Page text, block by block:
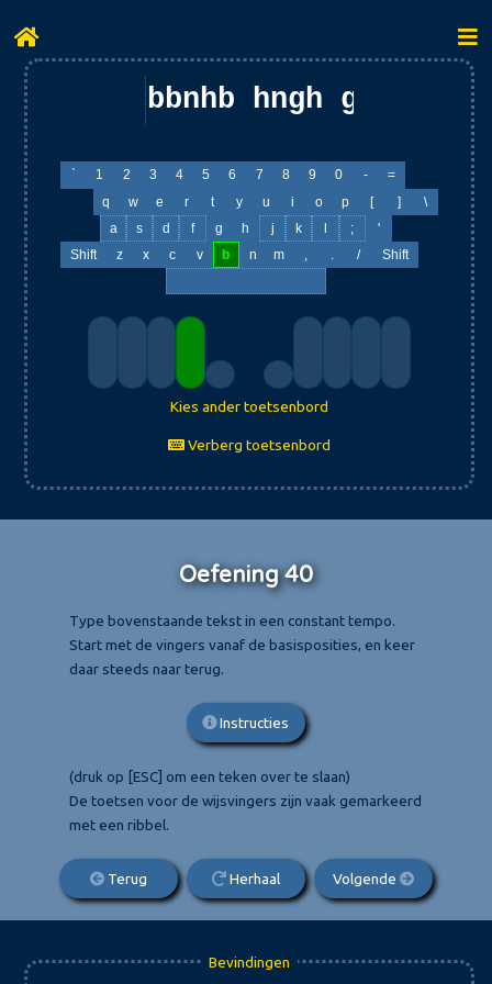
bbnhb hngh gb bgbg
` 1 2 3 4 5 6 7 8 9 0 -
=
q
w e r t y u i o p [ ]
\
a
s d f g h j k l ;
'
Shift
z x c v b n m , . / Shift
Kies ander toetsenbord
Verberg toetsenbord
Oefening 40
Type bovenstaande tekst in een constant tempo.
Start met de vingers vanaf de basisposities, en keer
daar steeds naar terug.
Instructies
(druk op [ESC] om een teken over te slaan)
De toetsen voor de wijsvingers zijn vaak gemarkeerd
met een ribbel.
Terug Herhaal Volgende
Bevindingen